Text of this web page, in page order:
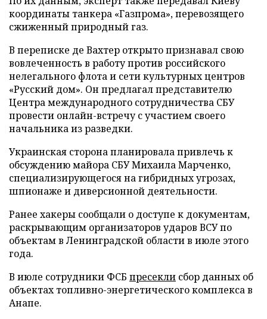
координаты танкера «Газпрома», перевозящего
сжиженный природный газ.
В переписке де Вахтер открыто признавал свою
вовлеченность в работу против российского
нелегального флота и сети культурных центров
«Русский дом». Он предлагал представителю
Центра международного сотрудничества СБУ
провести онлайн-встречу с участием своего
начальника из разведки.
Украинская сторона планировала привлечь к
обсуждению майора СБУ Михаила Марченко,
специализирующегося на гибридных угрозах,
шпионаже и диверсионной деятельности.
Ранее хакеры сообщали о доступе к документам,
раскрывающим организаторов ударов ВСУ по
объектам в Ленинградской области в июле этого
года.
В июле сотрудники ФСБ пресекли сбор данных об
объектах топливно-энергетического комплекса в
Анапе.